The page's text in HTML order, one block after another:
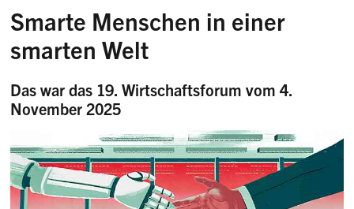
Smarte Menschen in einer
smarten Welt
Das war das 19. Wirtschaftsforum vom 4.
November 2025